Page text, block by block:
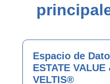
Espacio de
ESTATE VALUE
VELTIS®